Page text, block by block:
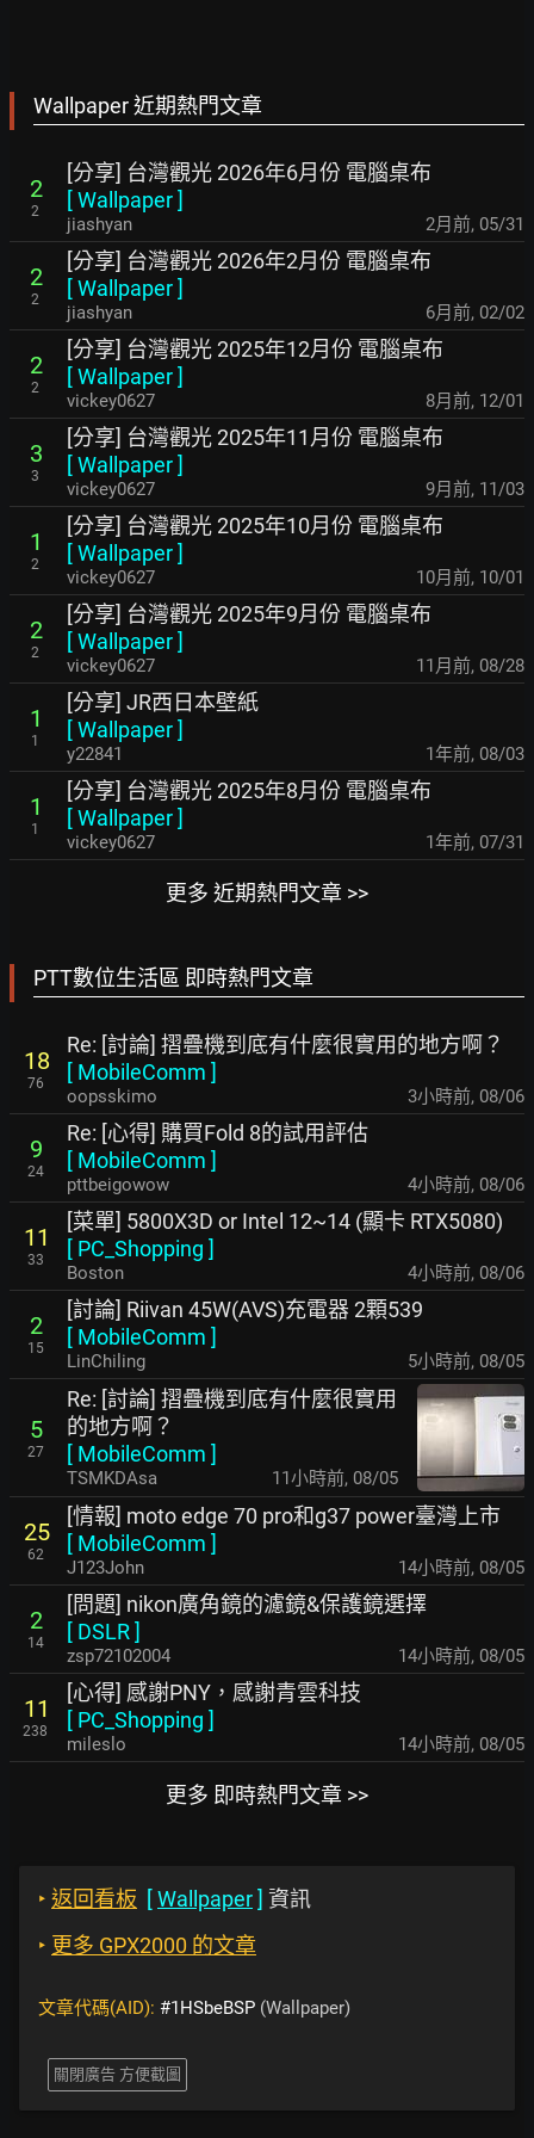
Wallpaper 近期熱門文章
2
2
[分享] 台灣觀光 2026年6月份 電腦桌布
[Wallpaper]
jiashyan 2月前, 05/31
2
2
[分享] 台灣觀光 2026年2月份 電腦桌布
[Wallpaper]
jiashyan 6月前, 02/02
2
2
[分享] 台灣觀光 2025年12月份 電腦桌布
[Wallpaper]
vickey0627 8月前, 12/01
3
3
[分享] 台灣觀光 2025年11月份 電腦桌布
[Wallpaper]
vickey0627 9月前, 11/03
1
2
[分享] 台灣觀光 2025年10月份 電腦桌布
[Wallpaper]
vickey0627 10月前, 10/01
2
2
[分享] 台灣觀光 2025年9月份 電腦桌布
[Wallpaper]
vickey0627 11月前, 08/28
1
1
[分享] JR西日本壁紙
[Wallpaper]
y22841 1年前, 08/03
1
1
[分享] 台灣觀光 2025年8月份 電腦桌布
[Wallpaper]
vickey0627 1年前, 07/31
更多 近期熱門文章 >>
PTT數位生活區 即時熱門文章
18
76
Re: [討論] 摺疊機到底有什麼很實用的地方啊？
[ MobileComm ]
oopsskimo 3小時前, 08/06
9
24
Re: [心得] 購買Fold 8的試用評估
[ MobileComm ]
pttbeigowow 4小時前, 08/06
11
33
[菜單] 5800X3D or Intel 12~14 (顯卡 RTX5080)
[ PC_Shopping ]
Boston 4小時前, 08/06
2
15
[討論] Riivan 45W(AVS)充電器 2顆539
[ MobileComm ]
LinChiling 5小時前, 08/05
5
27
Re: [討論] 摺疊機到底有什麼很實用
的地方啊？
[ MobileComm ]
TSMKDAsa 11小時前, 08/05
25
62
[情報] moto edge 70 pro和g37 power臺灣上市
[ MobileComm ]
J123John 14小時前, 08/05
2
14
[問題] nikon廣角鏡的濾鏡&保護鏡選擇
[ DSLR]
zsp72102004 14小時前, 08/05
11
238
[心得] 感謝PNY，感謝青雲科技
[ PC_Shopping ]
mileslo 14小時前, 08/05
更多 即時熱門文章 >>
‣ 返回看板 [Wallpaper] 資訊
‣ 更多 GPX2000 的文章
文章代碼(AID): #1HSbeBSP (Wallpaper)
關閉廣告 方便截圖